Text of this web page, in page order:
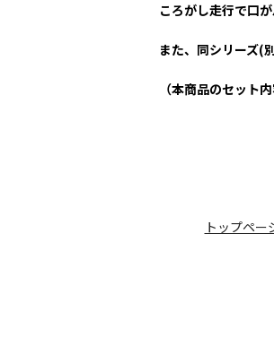
ころがし走行で口
また、同シリーズ(
（本商品のセット
トップペー